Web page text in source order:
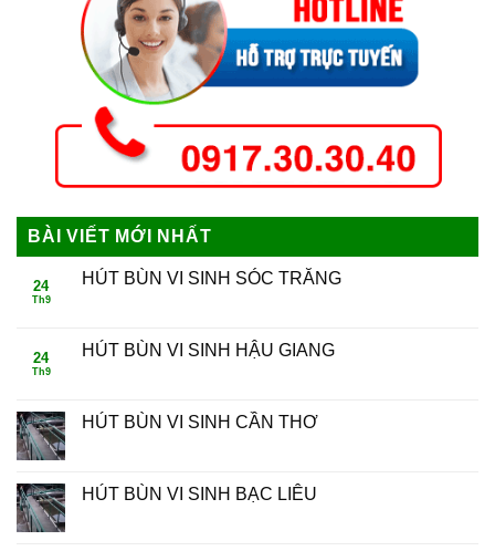
BÀI VIẾT MỚI NHẤT
24
Th9
HÚT BÙN VI SINH SÓC TRĂNG
24
Th9
HÚT BÙN VI SINH HẬU GIANG
HÚT BÙN VI SINH CẦN THƠ
HÚT BÙN VI SINH BẠC LIÊU